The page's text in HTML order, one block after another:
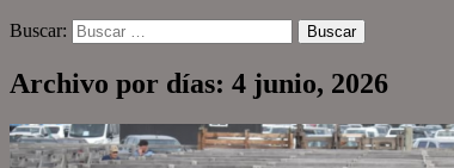
Buscar:
Archivo por días: 4 junio, 2026